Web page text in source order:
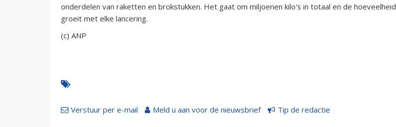
onderdelen van raketten en brokstukken. Het gaat om miljoenen kilo's in totaal en de hoeveelheid
groeit met elke lancering.
(c) ANP
Verstuur per e-mail Meld u aan voor de nieuwsbrief Tip de redactie